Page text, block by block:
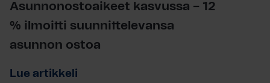
Asunnonostoaikeet kasvussa – 12
% ilmoitti suunnittelevansa
asunnon ostoa
Lue artikkeli